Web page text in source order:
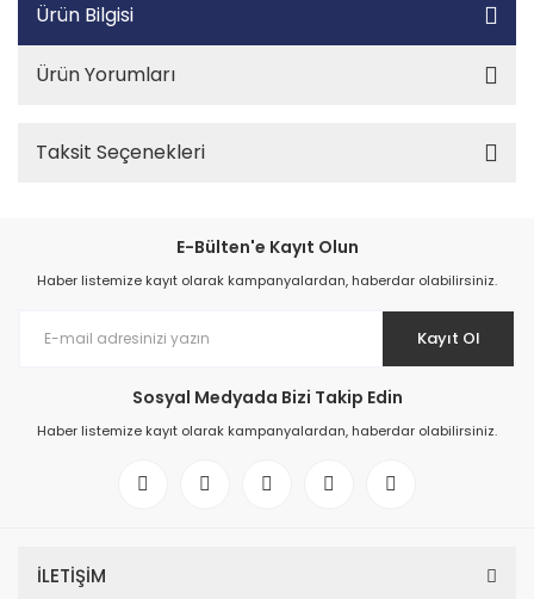
Ürün Bilgisi
Ürün Yorumları
Taksit Seçenekleri
E-Bülten'e Kayıt Olun
Haber listemize kayıt olarak kampanyalardan, haberdar olabilirsiniz.
Kayıt Ol
Sosyal Medyada Bizi Takip Edin
Haber listemize kayıt olarak kampanyalardan, haberdar olabilirsiniz.
İLETİŞİM